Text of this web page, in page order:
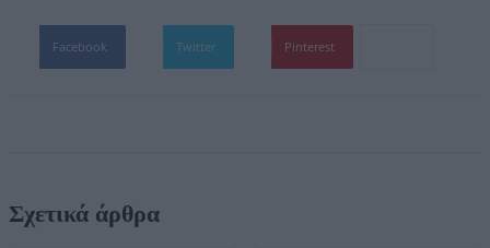
Facebook Twitter Pinterest
Σχετικά άρθρα